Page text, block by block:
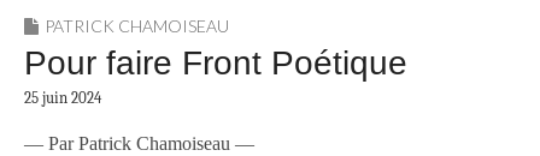
PATRICK CHAMOISEAU
Pour faire Front Poétique
25 juin 2024
— Par Patrick Chamoiseau —